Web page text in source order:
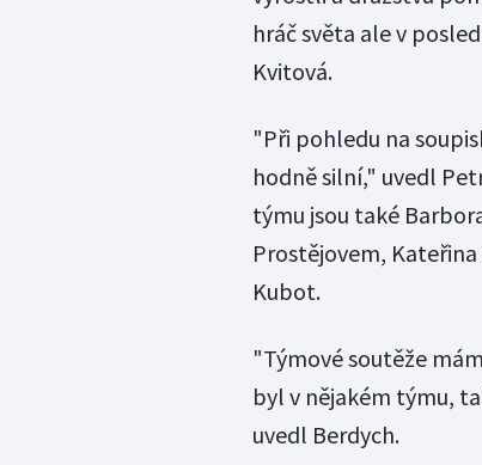
hráč světa ale v
Kvitová.
"Při pohledu na
hodně silní," uvedl
týmu jsou také
Prostějovem,
Kubot.
"Týmové soutěže
byl v nějakém týmu,
uvedl Berdych.